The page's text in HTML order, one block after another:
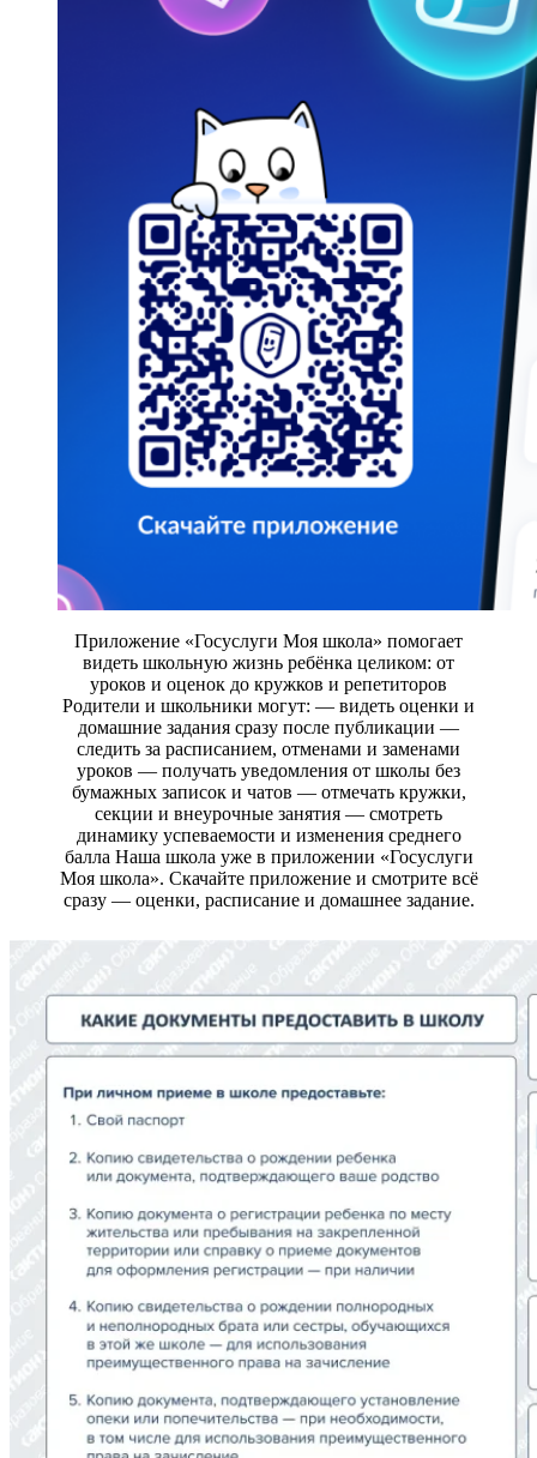
Приложение «Госуслуги Моя школа» помогает
видеть школьную жизнь ребёнка целиком: от
уроков и оценок до кружков и репетиторов
Родители и школьники могут: — видеть оценки и
домашние задания сразу после публикации —
следить за расписанием, отменами и заменами
уроков — получать уведомления от школы без
бумажных записок и чатов — отмечать кружки,
секции и внеурочные занятия — смотреть
динамику успеваемости и изменения среднего
балла Наша школа уже в приложении «Госуслуги
Моя школа». Скачайте приложение и смотрите всё
сразу — оценки, расписание и домашнее задание.